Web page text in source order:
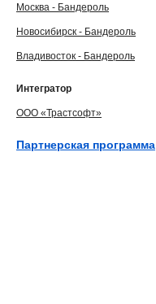
Москва - Бандероль
Новосибирск - Бандероль
Владивосток - Бандероль
Интегратор
ООО «Трастсофт»
Партнерская программа